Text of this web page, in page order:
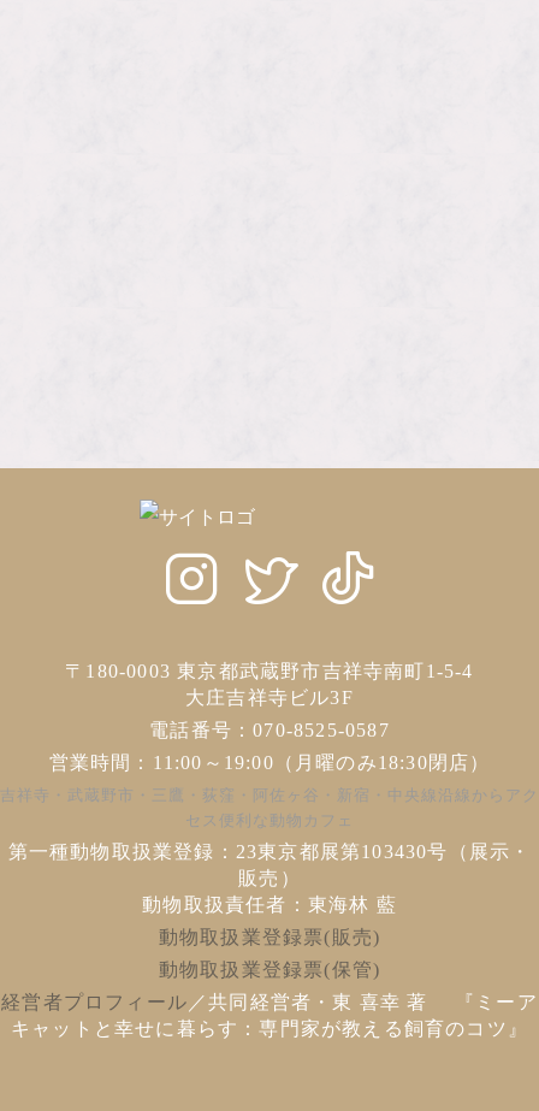
〒180-0003東京都武蔵野市吉祥寺南町1-5-4
大庄吉祥寺ビル3F
電話番号：070-8525-0587
営業時間：11:00～19:00（月曜のみ18:30閉店）
吉祥寺・武蔵野市・三鷹・荻窪・阿佐ヶ谷・新宿・中央線沿線からアク
セス便利な動物カフェ
第一種動物取扱業登録：23東京都展第103430号（展示・
販売）
動物取扱責任者：東海林 藍
動物取扱業登録票(販売)
動物取扱業登録票(保管)
経営者プロフィール ／共同経営者・東 喜幸 著
『ミーア
キャットと幸せに暮らす：専門家が教える飼育のコツ』